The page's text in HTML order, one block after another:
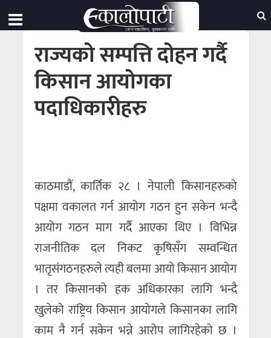
राज्यको सम्पत्ति दोहन गर्दै
किसान आयोगका
पदाधिकारीहरु
काठमाडौं, कार्तिक २८ । नेपाली किसानहरुको
पक्षमा वकालत गर्न आयोग गठन हुन सकेन भन्दै
आयोग गठन माग गर्दै आएका थिए । विभिन्न
राजनीतिक दल निकट कृषिसँग सम्वन्धित
भातृसंगठनहरुले त्यही बलमा आयो किसान आयोग
। तर किसानको हक अधिकारका लागि भन्दै
खुलेको राष्ट्रिय किसान आयोगले किसानका लागि
काम नै गर्न सकेन भन्ने आरोप लागिरहेको छ ।